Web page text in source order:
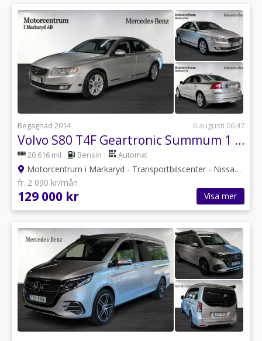
Begagnad 2014 6 augusti 06:47
Volvo S80 T4F Geartronic Summum 1 ägare
20 616 mil Bensin Automat
Motorcentrum i Markaryd - Transportbilscenter - Nissan
fr. 2 090 kr/mån
129 000 kr Visa mer